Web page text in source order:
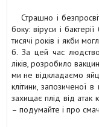
Страшно і
боку: віруси і
тисячі років і якби
б. За цей час людство
ліків, розробило
ми не відкладаємо
клітини, запозиченої
захищає плід від атак
– подумайте і про